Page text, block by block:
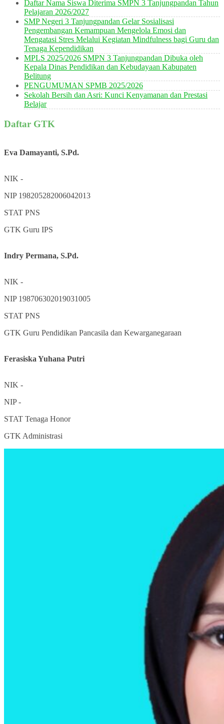
Daftar Nama Siswa Diterima SMPN 3 Tanjungpandan Tahun
Pelajaran 2026/2027
SMP Negeri 3 Tanjungpandan Gelar Sosialisasi
Pengembangan Kemampuan Mengelola Emosi dan
Mengatasi Stres Melalui Kegiatan Mindfulness bagi Guru dan
Tenaga Kependidikan
MPLS 2025/2026 SMPN 3 Tanjungpandan Dibuka oleh
Kepala Dinas Pendidikan dan Kebudayaan Kabupaten
Belitung
PENGUMUMAN SPMB 2025/2026
Sekolah Bersih dan Asri: Kunci Kenyamanan dan Prestasi
Belajar
Daftar GTK
Eva Damayanti, S.Pd.
NIK -
NIP 198205282006042013
STAT PNS
GTK Guru IPS
Indry Permana, S.Pd.
NIK -
NIP 198706302019031005
STAT PNS
GTK Guru Pendidikan Pancasila dan Kewarganegaraan
Ferasiska Yuhana Putri
NIK -
NIP-
STAT Tenaga Honor
GTK Administrasi